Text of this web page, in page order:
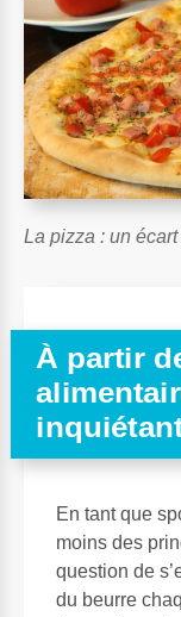
La pizza : un
À partir
En tant que
moins des
question de
du beurre